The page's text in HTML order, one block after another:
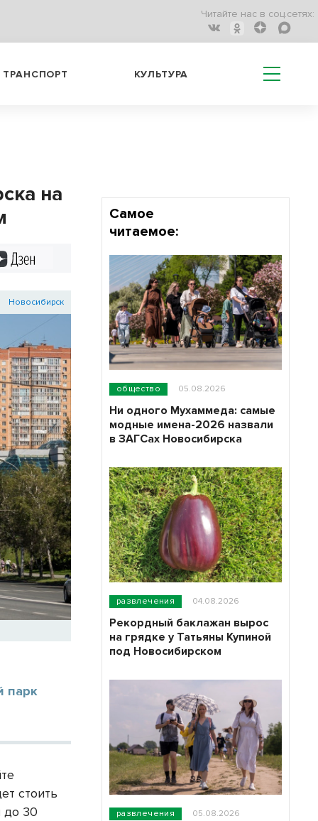
Читайте нас в соц.сетях:
ТРАНСПОРТ КУЛЬТУРА
на
Новосибирск
парк
стоить
до 30
Самое
читаемое:
общество 05.08.2026
Ни одного Мухаммеда: самые
модные имена-2026 назвали
в ЗАГСах Новосибирска
развлечения 04.08.2026
Рекордный баклажан вырос
на грядке у Татьяны Купиной
под Новосибирском
развлечения 05.08.2026